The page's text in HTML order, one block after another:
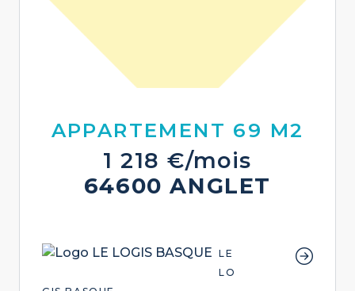
APPARTEMENT 69 M2
1 218 €/mois
64600 ANGLET
LE
LO